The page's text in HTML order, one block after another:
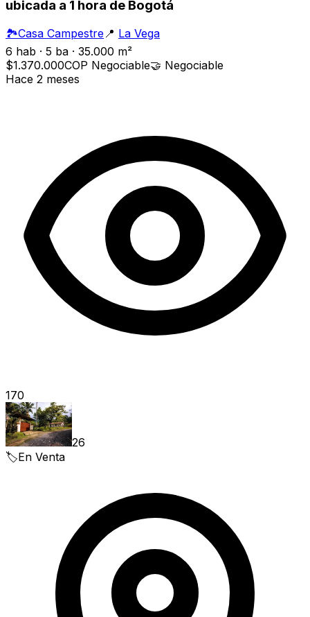
ubicada a 1 hora de Bogotá
🏞️Casa Campestre📍 La Vega
6 hab · 5 ba · 35.000 m²
$1.370.000COP Negociable🤝 Negociable
Hace 2 meses
170
26
🏷️En Venta